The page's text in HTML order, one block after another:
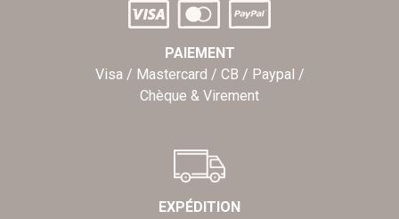
PAIEMENT
Visa / Mastercard / CB / Paypal /
Chèque & Virement
EXPÉDITION